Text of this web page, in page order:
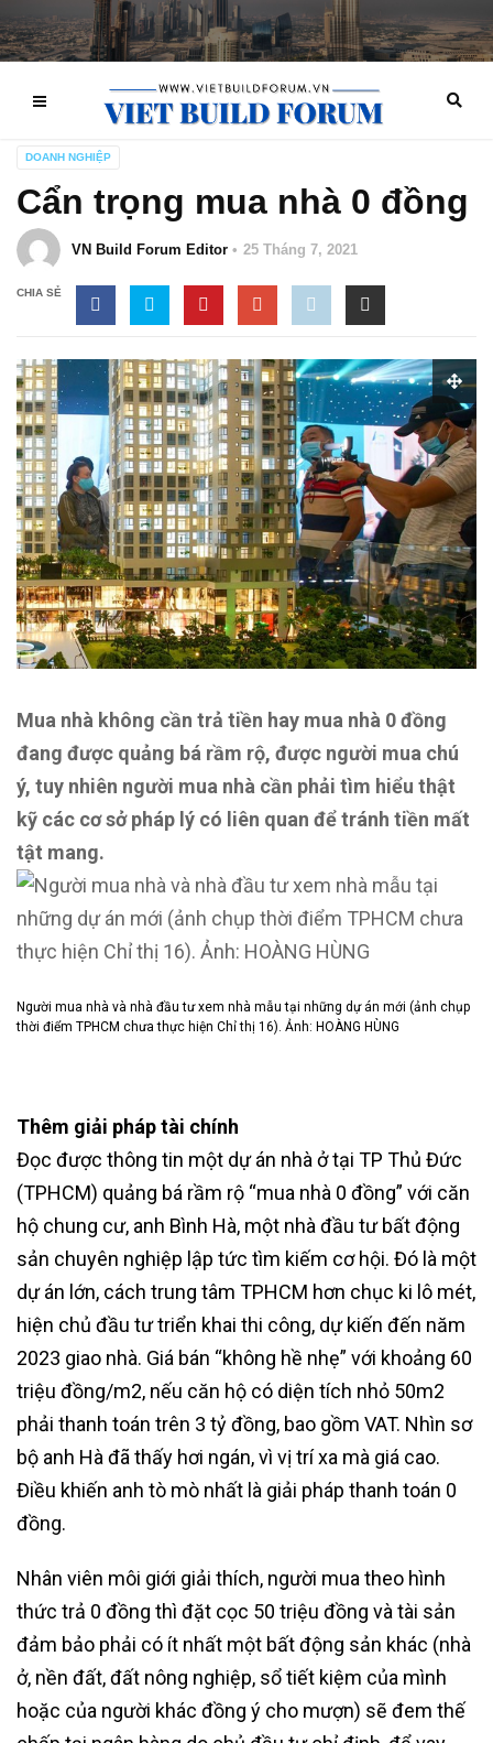
DOANH NGHIỆP
Cẩn trọng mua nhà 0 đồng
VN Build Forum Editor 25 Tháng 7, 2021
CHIA SẺ
Mua nhà không cần trả tiền hay mua nhà 0 đồng
đang được quảng bá rầm rộ, được người mua chú
ý, tuy nhiên người mua nhà cần phải tìm hiểu thật
kỹ các cơ sở pháp lý có liên quan để tránh tiền mất
tật mang.
Người mua nhà và nhà đầu tư xem nhà mẫu tại những dự án mới (ảnh chụp
thời điểm TPHCM chưa thực hiện Chỉ thị 16). Ảnh: HOÀNG HÙNG
Thêm giải pháp tài chính
Đọc được thông tin một dự án nhà ở tại TP Thủ Đức
(TPHCM) quảng bá rầm rộ “mua nhà 0 đồng” với căn
hộ chung cư, anh Bình Hà, một nhà đầu tư bất động
sản chuyên nghiệp lập tức tìm kiếm cơ hội. Đó là một
dự án lớn, cách trung tâm TPHCM hơn chục ki lô mét,
hiện chủ đầu tư triển khai thi công, dự kiến đến năm
2023 giao nhà. Giá bán “không hề nhẹ” với khoảng 60
triệu đồng/m2, nếu căn hộ có diện tích nhỏ 50m2
phải thanh toán trên 3 tỷ đồng, bao gồm VAT. Nhìn sơ
bộ anh Hà đã thấy hơi ngán, vì vị trí xa mà giá cao.
Điều khiến anh tò mò nhất là giải pháp thanh toán 0
đồng.
Nhân viên môi giới giải thích, người mua theo hình
thức trả 0 đồng thì đặt cọc 50 triệu đồng và tài sản
đảm bảo phải có ít nhất một bất động sản khác (nhà
ở, nền đất, đất nông nghiệp, sổ tiết kiệm của mình
hoặc của người khác đồng ý cho mượn) sẽ đem thế